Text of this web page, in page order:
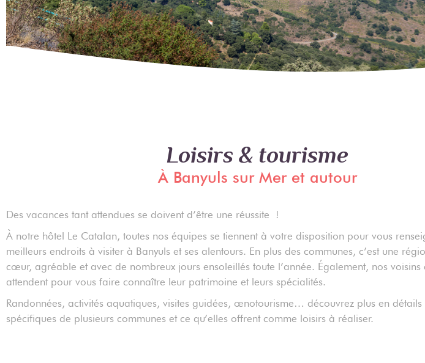
Loisirs & tourisme
À Banyuls sur Mer et autour
Des vacances tant attendues se doivent d’être une réussite !
À notre hôtel Le Catalan, toutes nos équipes se tiennent à votre disposition pour vous
meilleurs endroits à visiter à Banyuls et ses alentours. En plus des communes, c’est une
cœur, agréable et avec de nombreux jours ensoleillés toute l’année. Également, nos voisins
attendent pour vous faire connaître leur patrimoine et leurs spécialités.
Randonnées, activités aquatiques, visites guidées, œnotourisme… découvrez plus en détails
spécifiques de plusieurs communes et ce qu’elles offrent comme loisirs à réaliser.